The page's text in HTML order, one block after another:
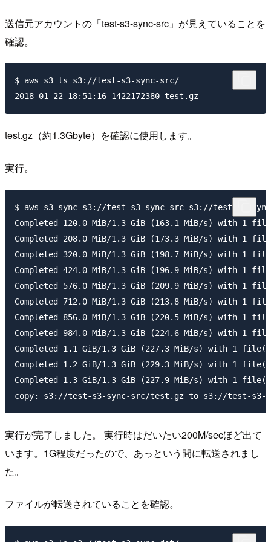
送信元アカウントの「test-s3-sync-src」が見えていることを
確認。
$ aws s3 ls s3://test-s3-sync-src/
test.gz（約1.3Gbyte）を確認に使用します。
実行。
$ aws s3 sync s3://test-s3-sync-src s3://test-s3-
Completed 120.0 MiB/1.3 GiB (163.1 MiB/s) with 1
Completed 208.0 MiB/1.3 GiB (173.3 MiB/s) with 1
Completed 320.0 MiB/1.3 GiB (198.7 MiB/s) with 1
Completed 424.0 MiB/1.3 GiB (196.9 MiB/s) with 1
Completed 576.0 MiB/1.3 GiB (209.9 MiB/s) with 1
Completed 712.0 MiB/1.3 GiB (213.8 MiB/s) with 1
Completed 856.0 MiB/1.3 GiB (220.5 MiB/s) with 1
Completed 984.0 MiB/1.3 GiB (224.6 MiB/s) with 1
Completed 1.1 GiB/1.3 GiB (227.3 MiB/s) with 1
Completed 1.2 GiB/1.3 GiB (229.3 MiB/s) with 1
Completed 1.3 GiB/1.3 GiB (227.9 MiB/s) with 1
実行が完了しました。 実行時はだいたい200M/secほど出て
います。1G程度だったので、あっという間に転送されまし
た。
ファイルが転送されていることを確認。